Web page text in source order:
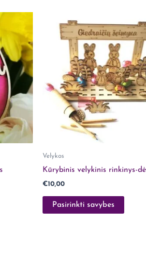
Velykos
Kūrybinis velykinis rinkinys-
€10,00
Pasirinkti savybes